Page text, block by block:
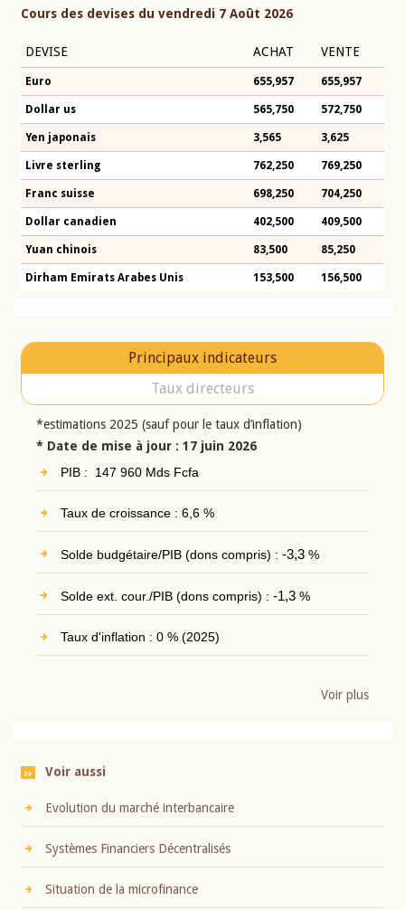
Cours des devises du vendredi 7 Août 2026
DEVISE ACHAT VENTE
Euro 655,957 655,957
Dollar us 565,750 572,750
Yen japonais 3,565 3,625
Livre sterling 762,250 769,250
Franc suisse 698,250 704,250
Dollar canadien 402,500 409,500
Yuan chinois 83,500 85,250
Dirham Emirats Arabes Unis 153,500 156,500
Principaux indicateurs
Taux directeurs
*estimations 2025 (sauf pour le taux d’inflation)
* Date de mise à jour : 17 juin 2026
PIB : 147 960 Mds Fcfa
Taux de croissance : 6,6 %
Solde budgétaire/PIB (dons compris) : -3,3%
Solde ext. cour./PIB (dons compris) : -1,3%
Taux d'inflation : 0 % (2025)
Voir plus
Voir aussi
Evolution du marché interbancaire
Systèmes Financiers Décentralisés
Situation de la microfinance